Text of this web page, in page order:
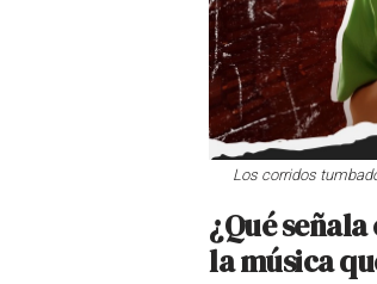
Los corridos
¿Qué
la música